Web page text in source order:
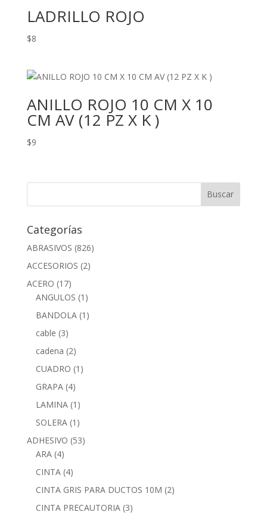
LADRILLO ROJO
$8
ANILLO ROJO 10 CM X 10
CM AV (12 PZ X K )
$9
Categorías
ABRASIVOS (826)
ACCESORIOS (2)
ACERO (17)
ANGULOS (1)
BANDOLA (1)
cable (3)
cadena (2)
CUADRO (1)
GRAPA (4)
LAMINA (1)
SOLERA (1)
ADHESIVO (53)
ARA (4)
CINTA (4)
CINTA GRIS PARA DUCTOS 10M (2)
CINTA PRECAUTORIA (3)